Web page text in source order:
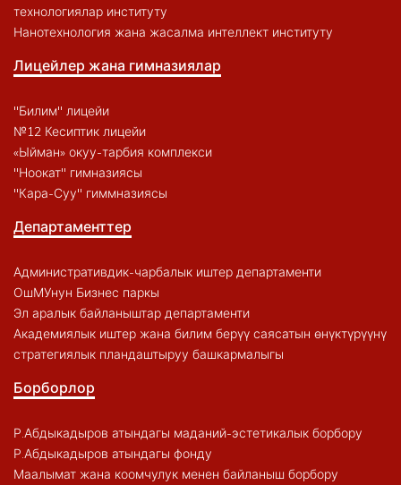
технологиялар институту
Нанотехнология жана жасалма интеллект институту
Лицейлер жана гимназиялар
"Билим" лицейи
№12 Кесиптик лицейи
«Ыйман» окуу-тарбия комплекси
"Ноокат" гимназиясы
"Кара-Суу" гиммназиясы
Департаменттер
Административдик-чарбалык иштер департаменти
ОшМУнун Бизнес паркы
Эл аралык байланыштар департаменти
Академиялык иштер жана билим берүү саясатын өнүктүрүүнү
стратегиялык пландаштыруу башкармалыгы
Борборлор
Р.Абдыкадыров атындагы маданий-эстетикалык борбору
Р.Абдыкадыров атындагы фонду
Маалымат жана коомчулук менен байланыш борбору